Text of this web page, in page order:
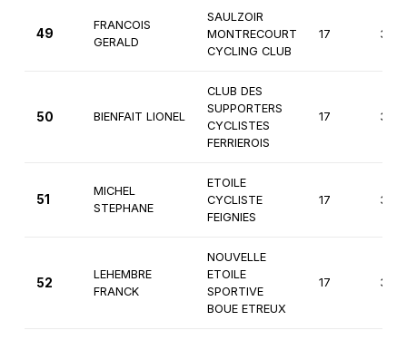
49
FRANCOIS
GERALD
SAULZOIR
MONTRECOURT
CYCLING CLUB
17
50 BIENFAIT LIONEL
CLUB DES
SUPPORTERS
CYCLISTES
FERRIEROIS
17
51
MICHEL
STEPHANE
ETOILE
CYCLISTE
FEIGNIES
17
52
LEHEMBRE
FRANCK
NOUVELLE
ETOILE
SPORTIVE
BOUE ETREUX
17